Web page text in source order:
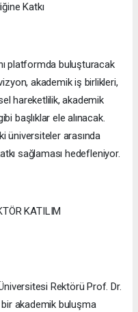
Katkı
platformda buluşturacak
akademik iş birlikleri,
hareketlilik, akademik
başlıklar ele alınacak.
üniversiteler arasında
sağlaması hedefleniyor.
KATILIM
Rektörü Prof. Dr.
bir akademik buluşma